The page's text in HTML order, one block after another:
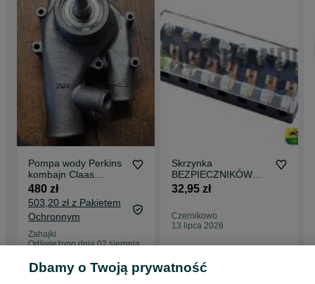
Pompa wody Perkins
kombajn Claas
Mercator Dominator
różne 6-cylindry
Perkins
480 zł
503,20 zł z Pakietem
Ochronnym
Zahajki
Odświeżono dnia 02 sierpnia
Skrzynka
BEZPIECZNIKÓW
ZETOR 5211, 7211,
7245, 7745
32,95 zł
Czernikowo
13 lipca 2026
Dbamy o Twoją prywatność